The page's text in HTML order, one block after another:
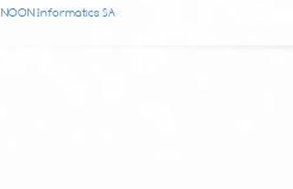
NOON Informatics SA